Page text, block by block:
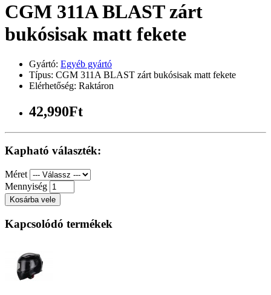
CGM 311A BLAST zárt
bukósisak matt fekete
Gyártó: Egyéb gyártó
Típus: CGM 311A BLAST zárt bukósisak matt fekete
Elérhetőség: Raktáron
42,990Ft
Kapható választék:
Méret
Mennyiség
Kosárba vele
Kapcsolódó termékek